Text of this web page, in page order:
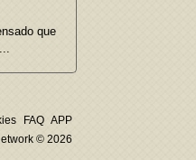
que
FAQ APP
© 2026